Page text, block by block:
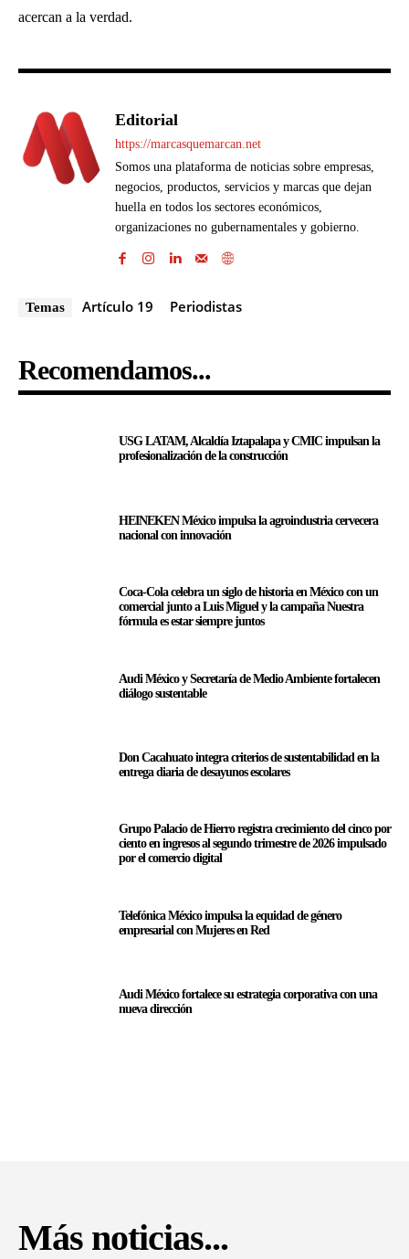
acercan a la verdad.
Editorial
https://marcasquemarcan.net
Somos una plataforma de noticias sobre empresas,
negocios, productos, servicios y marcas que dejan
huella en todos los sectores económicos,
organizaciones no gubernamentales y gobierno.
Temas Artículo 19 Periodistas
Recomendamos...
USG LATAM, Alcaldía Iztapalapa y CMIC impulsan la
profesionalización de la construcción
HEINEKEN México impulsa la agroindustria cervecera
nacional con innovación
Coca-Cola celebra un siglo de historia en México con un
comercial junto a Luis Miguel y la campaña Nuestra
fórmula es estar siempre juntos
Audi México y Secretaría de Medio Ambiente fortalecen
diálogo sustentable
Don Cacahuato integra criterios de sustentabilidad en la
entrega diaria de desayunos escolares
Grupo Palacio de Hierro registra crecimiento del cinco por
ciento en ingresos al segundo trimestre de 2026 impulsado
por el comercio digital
Telefónica México impulsa la equidad de género
empresarial con Mujeres en Red
Audi México fortalece su estrategia corporativa con una
nueva dirección
Más noticias...